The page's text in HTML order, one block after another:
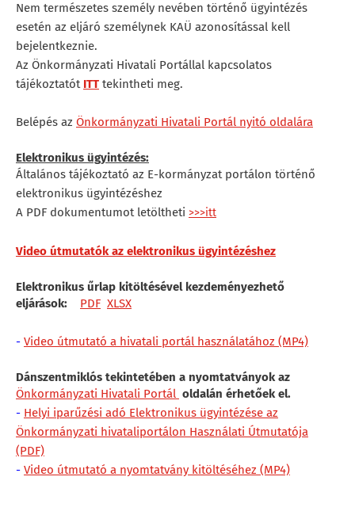
Nem természetes személy nevében történő ügyintézés
esetén az eljáró személynek KAÜ azonosítással kell
bejelentkeznie.
Az Önkormányzati Hivatali Portállal kapcsolatos
tájékoztatót ITT tekintheti meg.
Belépés az Önkormányzati Hivatali Portál nyitó oldalára
Elektronikus ügyintézés:
Általános tájékoztató az E-kormányzat portálon történő
elektronikus ügyintézéshez
A PDF dokumentumot letöltheti >>>itt
Video útmutatók az elektronikus ügyintézéshez
Elektronikus űrlap kitöltésével kezdeményezhető
eljárások: PDF XLSX
- Video útmutató a hivatali portál használatához (MP4)
Dánszentmiklós tekintetében a nyomtatványok az
Önkormányzati Hivatali Portál oldalán érhetőek el.
- Helyi iparűzési adó Elektronikus ügyintézése az
Önkormányzati hivataliportálon Használati Útmutatója
(PDF)
- Video útmutató a nyomtatvány kitöltéséhez (MP4)